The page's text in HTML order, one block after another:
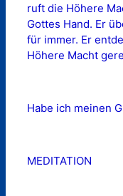
ruft die Höhere
Gottes Hand. Er
für immer. Er
Höhere Macht
Habe ich meinen
MEDITATION